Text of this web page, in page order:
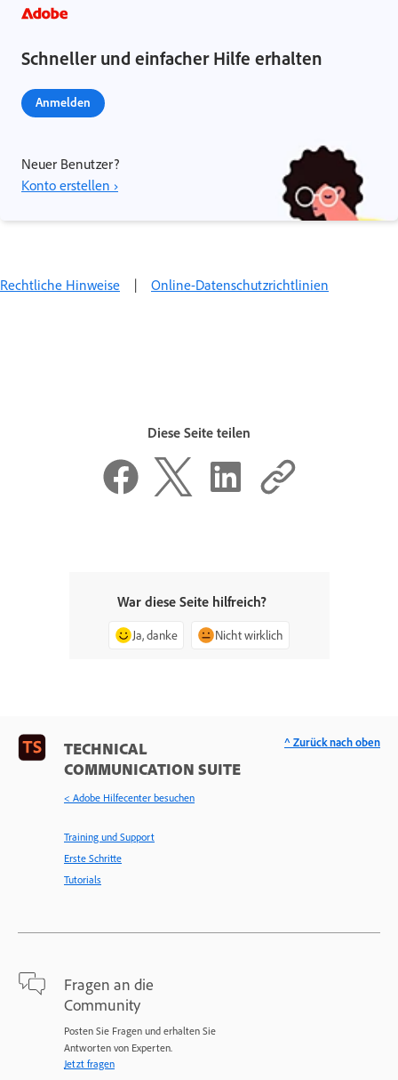
Schneller und einfacher Hilfe erhalten
Anmelden
Neuer Benutzer?
Konto erstellen ›
Rechtliche Hinweise | Online-Datenschutzrichtlinien
Diese Seite teilen
War diese Seite hilfreich?
Ja, danke Nicht wirklich
TECHNICAL
COMMUNICATION SUITE
< Adobe Hilfecenter besuchen
Training und Support
Erste Schritte
Tutorials
Fragen an die
Community
Posten Sie Fragen und erhalten Sie
Antworten von Experten.
Jetzt fragen
^ Zurück nach oben